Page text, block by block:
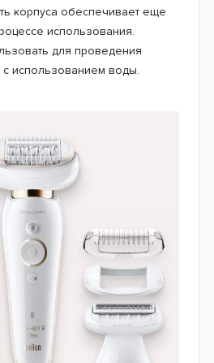
корпуса обеспечивает еще
использования.
для проведения
с использованием воды.